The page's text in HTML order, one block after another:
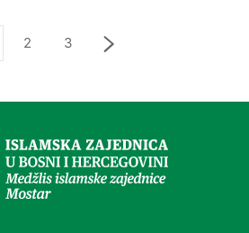
2 3